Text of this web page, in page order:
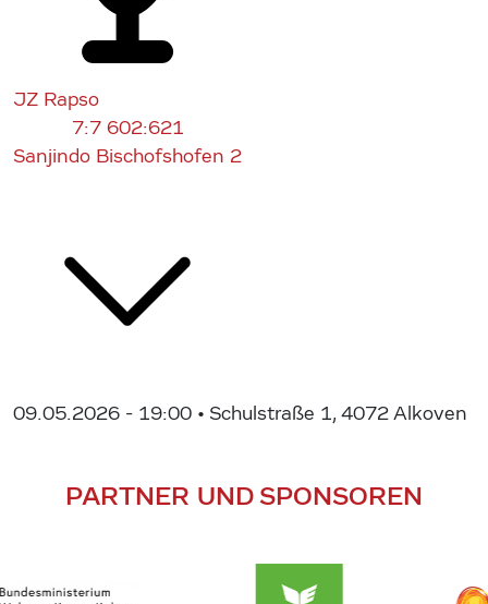
JZ Rapso
7:7 602:621
Sanjindo Bischofshofen 2
09.05.2026 - 19:00 • Schulstraße 1, 4072 Alkoven
PARTNER UND SPONSOREN